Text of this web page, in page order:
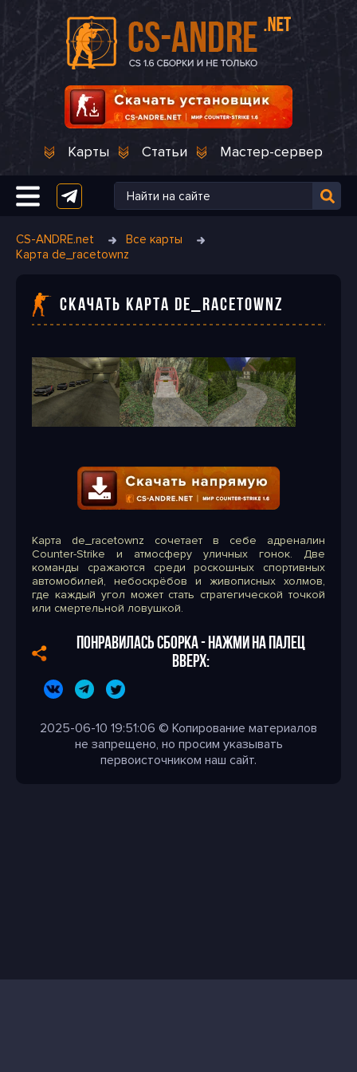
Карты Статьи Мастер-сервер
CS-ANDRE.net
Все карты
Карта de_racetownz
СКАЧАТЬ КАРТА DE_RACETOWNZ
Карта de_racetownz сочетает в себе адреналин
Counter-Strike и атмосферу уличных гонок. Две
команды сражаются среди роскошных спортивных
автомобилей, небоскрёбов и живописных холмов,
где каждый угол может стать стратегической точкой
или смертельной ловушкой.
ПОНРАВИЛАСЬ СБОРКА - НАЖМИ НА ПАЛЕЦ
ВВЕРХ:
2025-06-10 19:51:06 © Копирование материалов
не запрещено, но просим указывать
первоисточником наш сайт.